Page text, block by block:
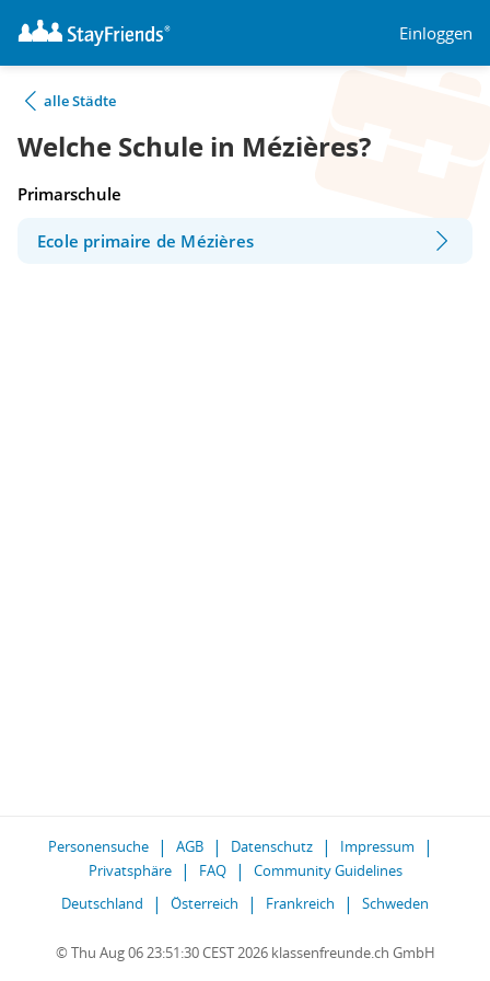
Einloggen
alle Städte
Welche Schule in Mézières?
Primarschule
Ecole primaire de Mézières
Personensuche AGB Datenschutz
Impressum
Privatsphäre
FAQ
Community Guidelines
Deutschland
Österreich Frankreich Schweden
© Thu Aug 06 23:51:30 CEST 2026 klassenfreunde.ch GmbH